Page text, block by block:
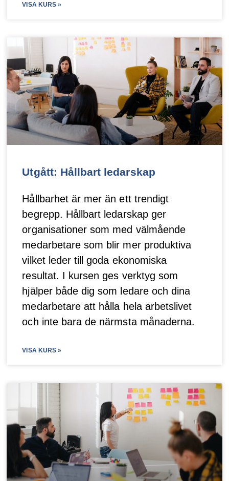
VISA KURS »
Utgått: Hållbart ledarskap
Hållbarhet är mer än ett trendigt
begrepp. Hållbart ledarskap ger
organisationer som med välmående
medarbetare som blir mer produktiva
vilket leder till goda ekonomiska
resultat. I kursen ges verktyg som
hjälper både dig som ledare och dina
medarbetare att hålla hela arbetslivet
och inte bara de närmsta månaderna.
VISA KURS »